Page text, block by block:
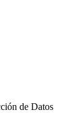
de Datos